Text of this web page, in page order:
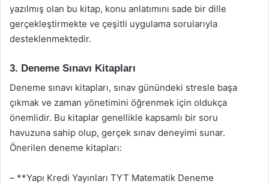
yazılmış olan bu kitap, konu anlatımını sade bir dille
gerçekleştirmekte ve çeşitli uygulama sorularıyla
desteklenmektedir.
3. Deneme Sınavı Kitapları
Deneme sınavı kitapları, sınav günündeki stresle başa
çıkmak ve zaman yönetimini öğrenmek için oldukça
önemlidir. Bu kitaplar genellikle kapsamlı bir soru
havuzuna sahip olup, gerçek sınav deneyimi sunar.
Önerilen deneme kitapları:
– **Yapı Kredi Yayınları TYT Matematik Deneme